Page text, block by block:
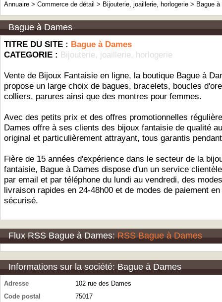
Annuaire > Commerce de détail > Bijouterie, joaillerie, horlogerie > Bague
Bague à Dames
TITRE DU SITE : Bague à Dames
CATEGORIE : Bijouterie, joaillerie, horlogerie
Vente de Bijoux Fantaisie en ligne, la boutique Bague à
propose un large choix de bagues, bracelets, boucles
colliers, parures ainsi que des montres pour femmes.
Avec des petits prix et des offres promotionnelles
Dames offre à ses clients des bijoux fantaisie de qualité
original et particulièrement attrayant, tous garantis
Fière de 15 années d'expérience dans le secteur de la
fantaisie, Bague à Dames dispose d'un un service
par email et par téléphone du lundi au vendredi, des
livraison rapides en 24-48h00 et de modes de paiement en
sécurisé.
Flux RSS Bague à Dames:RSS Bague à Dames
Informations sur la société: Bague à Dames
Adresse
102 rue des Dames
Code postal
75017